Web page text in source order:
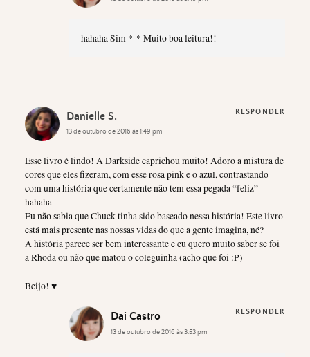
hahaha Sim *-* Muito boa leitura!!
Danielle S.
13 de outubro de 2016 às 1:49 pm
Esse livro é lindo! A Darkside caprichou muito! Adoro a mistura de
cores que eles fizeram, com esse rosa pink e o azul, contrastando
com uma história que certamente não tem essa pegada “feliz”
hahaha
Eu não sabia que Chuck tinha sido baseado nessa história! Este livro
está mais presente nas nossas vidas do que a gente imagina, né?
A história parece ser bem interessante e eu quero muito saber se foi
a Rhoda ou não que matou o coleguinha (acho que foi :P)
Beijo! ♥
RESPONDER
Dai Castro
13 de outubro de 2016 às 3:53 pm
RESPONDER